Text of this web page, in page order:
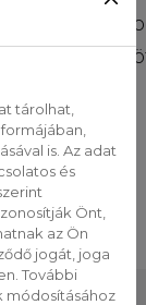
izgalmas
el az
jöhetnek.
tárolhat,
is. Az adat
és
Önt,
az Ön
jogát, joga
További
módosításához